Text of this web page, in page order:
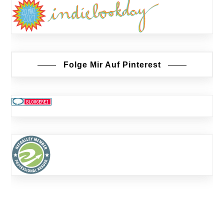
Folge Mir Auf Pinterest